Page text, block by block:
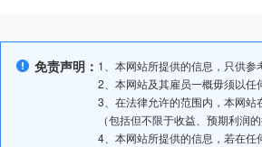
免责声明： 1、本网站所提供的信息，只供参
2、本网站及其雇员一概毋须以任
3、在法律允许的范围内，本网
（包括但不限于收益、预期利润
4、本网站所提供的信息，若在